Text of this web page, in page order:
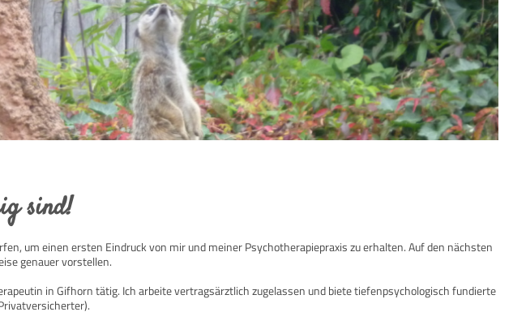
sind!
um einen ersten Eindruck von mir und meiner Psychotherapiepraxis zu erhalten. Auf den nächsten
genauer vorstellen.
in Gifhorn tätig. Ich arbeite vertragsärztlich zugelassen und biete tiefenpsychologisch fundierte